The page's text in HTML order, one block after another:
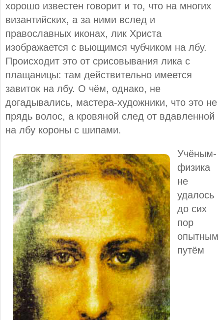
хорошо известен говорит и то, что на многих
византийских, а за ними вслед и
православных иконах, лик Христа
изображается с вьющимся чубчиком на лбу.
Происходит это от срисовывания лика с
плащаницы: там действительно имеется
завиток на лбу. О чём, однако, не
догадывались, мастера-художники, что это не
прядь волос, а кровяной след от вдавленной
на лбу короны с шипами.
Учёным-
физика
не
удалось
до сих
пор
опытным
путём